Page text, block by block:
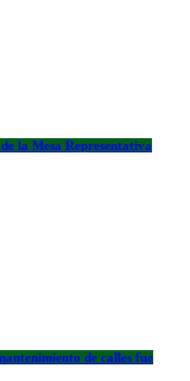
la Mesa Representativa
de calles fue